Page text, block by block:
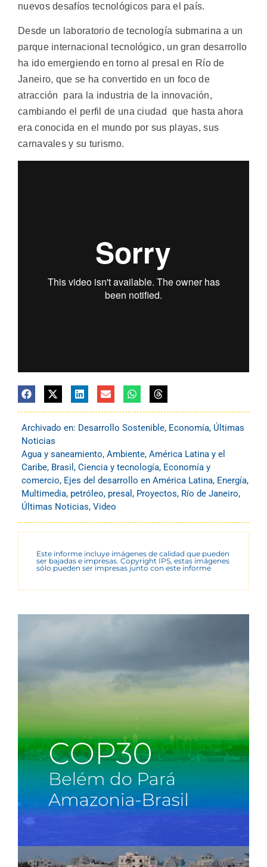
nuevos desafíos tecnológicos para el país.
Desde un laboratorio de tecnología submarina a un
parque internacional tecnológico, un gran desarrollo
ha ido emergiendo en torno al presal en Río de
Janeiro, que se ha convertido en un foco de
atracción para la industria de la innovación,
cambiando el perfil de una ciudad que hasta ahora
era conocida en el mundo por sus playas, sus
carnavales y su turismo.
Archivado en: Desarrollo Sostenible, Economía, Últimas
Noticias
Agua y saneamiento, Ambiente, América Latina y el
Caribe, Brasil , Ciencia y tecnología, Economía y
comercio, Ejes del desarrollo en América Latina, Energía,
Multimedia, petróleo, presal , Proyectos, Río de Janeiro,
Últimas Noticias, Video
Este informe incluye imágenes de calidad que pueden
ser bajadas e impresas. Copyright IPS, estas imágenes
sólo pueden ser impresas junto con este informe